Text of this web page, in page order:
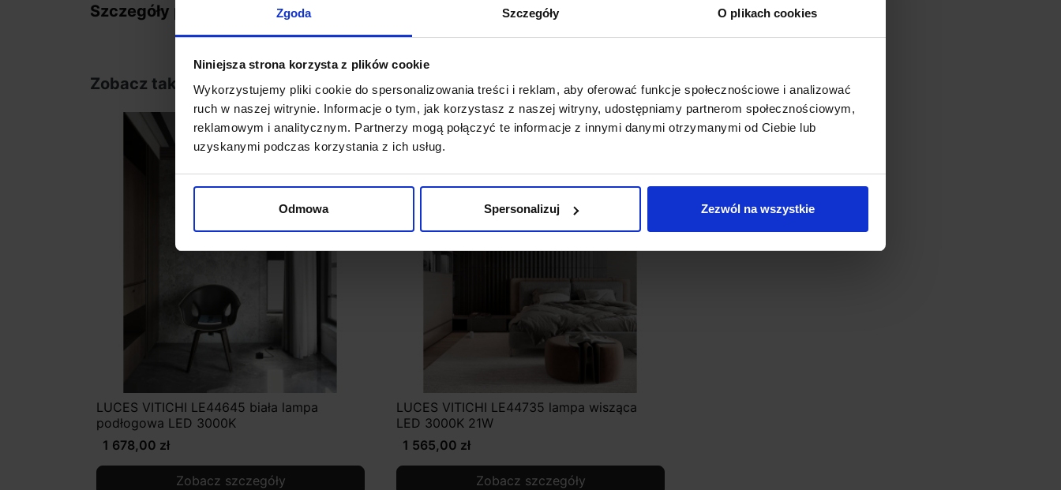
Zgoda Szczegóły O plikach cookies
Niniejsza strona korzysta z plików cookie
Wykorzystujemy pliki cookie do spersonalizowania treści i reklam, aby oferować funkcje społecznościowe i analizować
ruch w naszej witrynie. Informacje o tym, jak korzystasz z naszej witryny, udostępniamy partnerom społecznościowym,
reklamowym i analitycznym. Partnerzy mogą połączyć te informacje z innymi danymi otrzymanymi od Ciebie lub
uzyskanymi podczas korzystania z ich usług.
Odmowa Spersonalizuj Zezwól na wszystkie
Szczegóły produktu
Zobacz także
LUCES VITICHI LE44645 biała lampa
podłogowa LED 3000K
1 678,00 zł
Zobacz szczegóły
favorite_border
LUCES VITICHI LE44735 lampa wisząca
LED 3000K 21W
1 565,00 zł
Zobacz szczegóły